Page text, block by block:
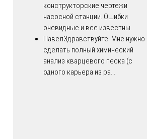
конструкторские чертежи
насосной станции. Ошибки
очевидные и все известны.
ПавелЗдравствуйте. Мне нужно
сделать полный химический
анализ кварцевого песка (с
одного карьера из ра...